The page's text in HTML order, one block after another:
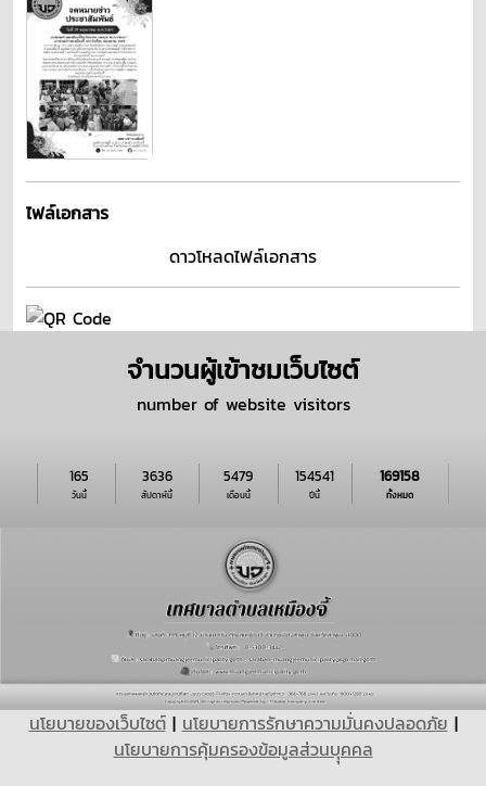
ไฟล์เอกสาร
ดาวโหลดไฟล์เอกสาร
จำนวนผู้เข้าชมเว็บไซต์
number of website visitors
วันนี้
165
สัปดาห์นี้
3636
เดือนนี้
5479
ปีนี้
154541
ทั้งหมด
169158
นโยบายของเว็บไซต์| นโยบายการรักษาความมั่นคงปลอดภัย |
นโยบายการคุ้มครองข้อมูลส่วนบุุคคล